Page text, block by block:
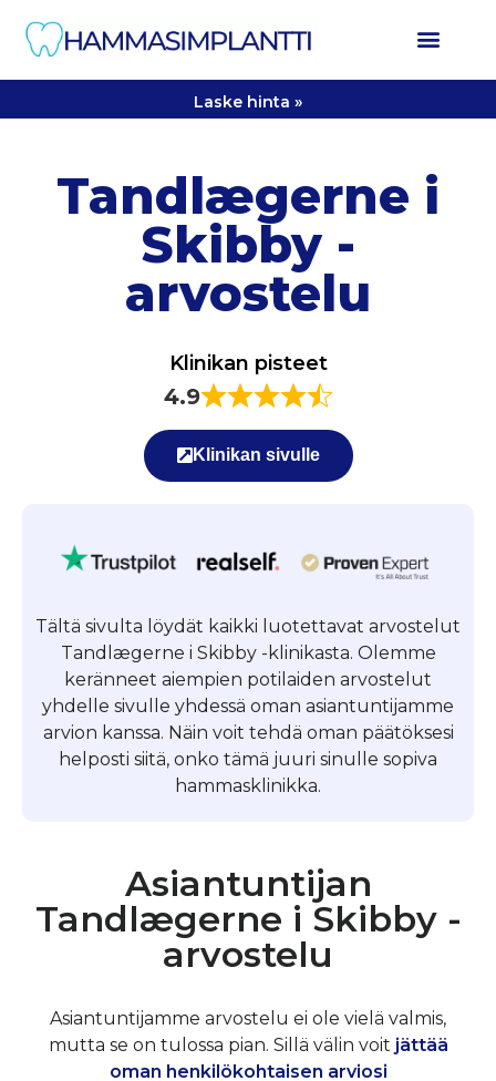
Laske hinta »
Tandlægerne i
Skibby -
arvostelu
Klinikan pisteet
4.9
Klinikan sivulle
Tältä sivulta löydät kaikki luotettavat arvostelut
Tandlægerne i Skibby -klinikasta. Olemme
keränneet aiempien potilaiden arvostelut
yhdelle sivulle yhdessä oman asiantuntijamme
arvion kanssa. Näin voit tehdä oman päätöksesi
helposti siitä, onko tämä juuri sinulle sopiva
hammasklinikka.
Asiantuntijan
Tandlægerne i Skibby -
arvostelu
Asiantuntijamme arvostelu ei ole vielä valmis,
mutta se on tulossa pian. Sillä välin voit jättää
oman henkilökohtaisen arviosi